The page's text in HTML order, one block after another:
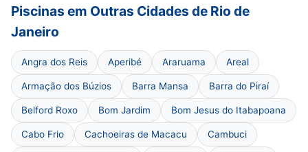
Piscinas em Outras Cidades de Rio de
Janeiro
Angra dos Reis Aperibé Araruama Areal
Armação dos Búzios Barra Mansa Barra do Piraí
Belford Roxo Bom Jardim Bom Jesus do Itabapoana
Cabo Frio Cachoeiras de Macacu Cambuci